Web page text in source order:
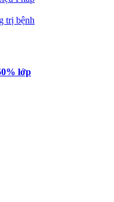
trị bệnh
lớp